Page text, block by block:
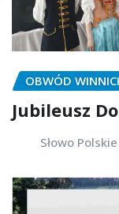
OBWÓD
Jubileusz
Słowo Polskie